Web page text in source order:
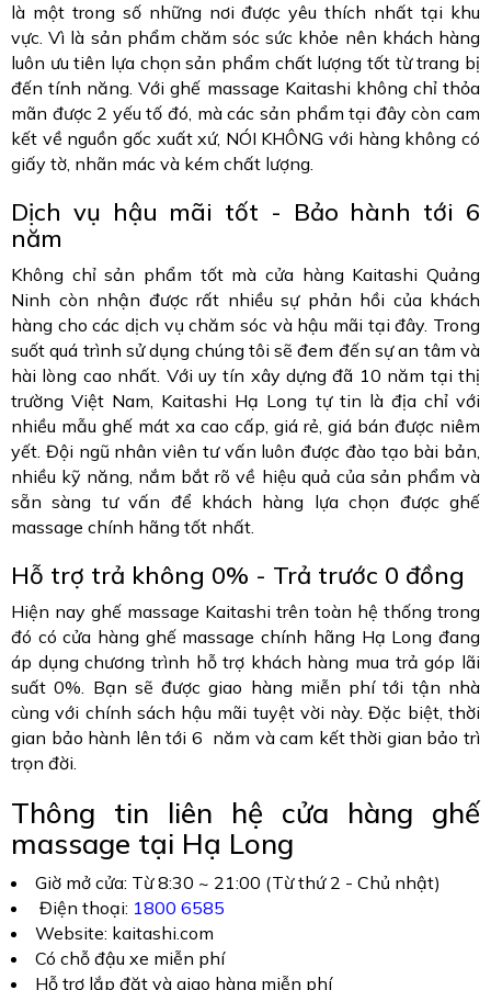
là một trong số những nơi được yêu thích nhất tại khu
vực. Vì là sản phẩm chăm sóc sức khỏe nên khách hàng
luôn ưu tiên lựa chọn sản phẩm chất lượng tốt từ trang bị
đến tính năng. Với ghế massage Kaitashi không chỉ thỏa
mãn được 2 yếu tố đó, mà các sản phẩm tại đây còn cam
kết về nguồn gốc xuất xứ, NÓI KHÔNG với hàng không có
giấy tờ, nhãn mác và kém chất lượng.
Dịch vụ hậu mãi tốt - Bảo hành tới 6
năm
Không chỉ sản phẩm tốt mà cửa hàng Kaitashi Quảng
Ninh còn nhận được rất nhiều sự phản hồi của khách
hàng cho các dịch vụ chăm sóc và hậu mãi tại đây. Trong
suốt quá trình sử dụng chúng tôi sẽ đem đến sự an tâm và
hài lòng cao nhất. Với uy tín xây dựng đã 10 năm tại thị
trường Việt Nam, Kaitashi Hạ Long tự tin là địa chỉ với
nhiều mẫu ghế mát xa cao cấp, giá rẻ, giá bán được niêm
yết. Đội ngũ nhân viên tư vấn luôn được đào tạo bài bản,
nhiều kỹ năng, nắm bắt rõ về hiệu quả của sản phẩm và
sẵn sàng tư vấn để khách hàng lựa chọn được ghế
massage chính hãng tốt nhất.
Hỗ trợ trả không 0% - Trả trước 0 đồng
Hiện nay ghế massage Kaitashi trên toàn hệ thống trong
đó có cửa hàng ghế massage chính hãng Hạ Long đang
áp dụng chương trình hỗ trợ khách hàng mua trả góp lãi
suất 0%. Bạn sẽ được giao hàng miễn phí tới tận nhà
cùng với chính sách hậu mãi tuyệt vời này. Đặc biệt, thời
gian bảo hành lên tới 6 năm và cam kết thời gian bảo trì
trọn đời.
Thông tin liên hệ cửa hàng ghế
massage tại Hạ Long
Giờ mở cửa: Từ 8:30 ~ 21:00 (Từ thứ 2 - Chủ nhật)
Điện thoại: 1800 6585
Website: kaitashi.com
Có chỗ đậu xe miễn phí
Hỗ trợ lắp đặt và giao hàng miễn phí